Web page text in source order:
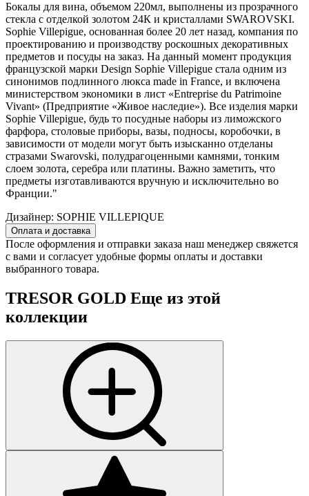
Бокалы для вина, объемом 220мл, выполнены из прозрачного
стекла с отделкой золотом 24К и кристаллами SWAROVSKI.
Sophie Villepigue, основанная более 20 лет назад, компания по
проектированию и производству роскошных декоративных
предметов и посуды на заказ. На данный момент продукция
французской марки Design Sophie Villepigue стала одним из
синонимов подлинного люкса made in France, и включена
министерством экономики в лист «Entreprise du Patrimoine
Vivant» (Предприятие «Живое наследие»). Все изделия марки
Sophie Villepigue, будь то посудные наборы из лиможского
фарфора, столовые приборы, вазы, подносы, коробочки, в
зависимости от модели могут быть изысканно отделаны
стразами Swarovski, полудрагоценными камнями, тонким
слоем золота, серебра или платины. Важно заметить, что
предметы изготавливаются вручную и исключительно во
Франции."
Дизайнер: SOPHIE VILLEPIQUE
Оплата и доставка
После оформления и отправки заказа наш менеджер свяжется
с вами и согласует удобные формы оплаты и доставки
выбранного товара.
TRESOR GOLD Еще из этой
коллекции